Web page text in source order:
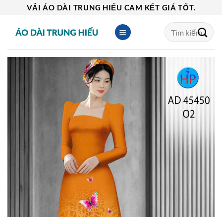
content
VẢI ÁO DÀI TRUNG HIẾU CAM KẾT GIÁ TỐT.
Tìm
kiếm: